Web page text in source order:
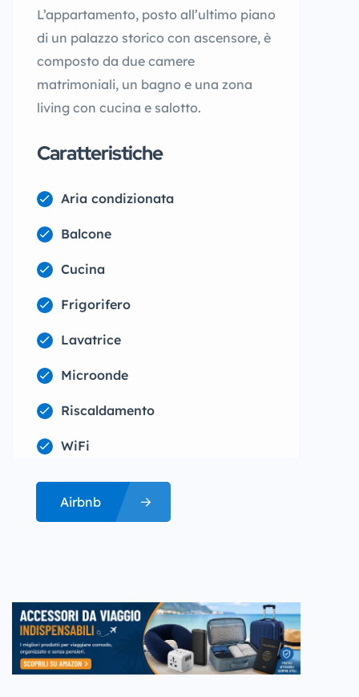
L’appartamento, posto all’ultimo piano
di un palazzo storico con ascensore, è
composto da due camere
matrimoniali, un bagno e una zona
living con cucina e salotto.
Caratteristiche
Aria condizionata
Balcone
Cucina
Frigorifero
Lavatrice
Microonde
Riscaldamento
WiFi
Airbnb